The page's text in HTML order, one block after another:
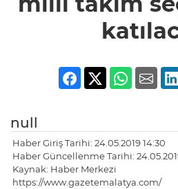
null
Haber Giriş Tarihi: 24.05.2019 14:30
Haber Güncellenme Tarihi:
Kaynak: Haber Merkezi
https://www.gazetemalatya.com/